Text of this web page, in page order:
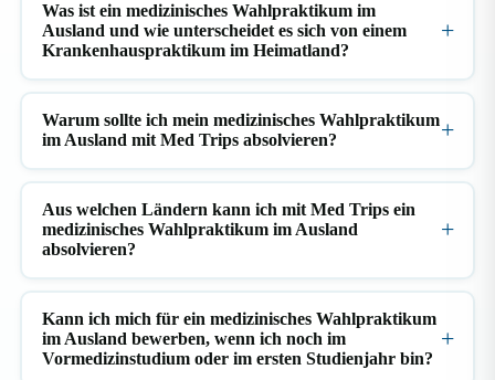
Was ist ein medizinisches Wahlpraktikum im
Ausland und wie unterscheidet es sich von einem
Krankenhauspraktikum im Heimatland?
Warum sollte ich mein medizinisches Wahlpraktikum
im Ausland mit Med Trips absolvieren?
Aus welchen Ländern kann ich mit Med Trips ein
medizinisches Wahlpraktikum im Ausland
absolvieren?
Kann ich mich für ein medizinisches Wahlpraktikum
im Ausland bewerben, wenn ich noch im
Vormedizinstudium oder im ersten Studienjahr bin?